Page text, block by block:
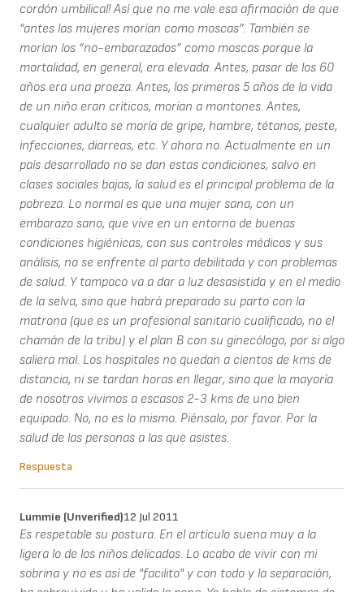
cordón umbilical! Así que no me vale esa afirmación de que
“antes las mujeres morían como moscas”. También se
morían los “no-embarazados” como moscas porque la
mortalidad, en general, era elevada. Antes, pasar de los 60
años era una proeza. Antes, los primeros 5 años de la vida
de un niño eran críticos, morían a montones. Antes,
cualquier adulto se moría de gripe, hambre, tétanos, peste,
infecciones, diarreas, etc. Y ahora no. Actualmente en un
país desarrollado no se dan estas condiciones, salvo en
clases sociales bajas, la salud es el principal problema de la
pobreza. Lo normal es que una mujer sana, con un
embarazo sano, que vive en un entorno de buenas
condiciones higiénicas, con sus controles médicos y sus
análisis, no se enfrente al parto debilitada y con problemas
de salud. Y tampoco va a dar a luz desasistida y en el medio
de la selva, sino que habrá preparado su parto con la
matrona (que es un profesional sanitario cualificado, no el
chamán de la tribu) y el plan B con su ginecólogo, por si algo
saliera mal. Los hospitales no quedan a cientos de kms de
distancia, ni se tardan horas en llegar, sino que la mayoría
de nosotros vivimos a escasos 2-3 kms de uno bien
equipado. No, no es lo mismo. Piénsalo, por favor. Por la
salud de las personas a las que asistes.
Respuesta
Lummie (unverified)12 Jul 2011
Es respetable su postura. En el artículo suena muy a la
ligera lo de los niños delicados. Lo acabo de vivir con mi
sobrina y no es así de "facilito" y con todo y la separación,